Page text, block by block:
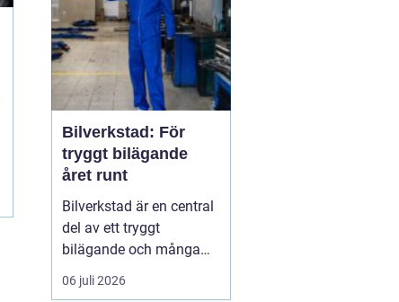
09 juli 2026
Bilverkstad: För
tryggt bilägande
året runt
Bilverkstad är en central
del av ett tryggt
bilägande och många
bilägare letar efter en
partner som kan hjälpa
06 juli 2026